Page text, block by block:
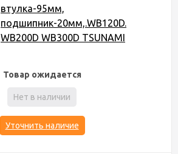
втулка-95мм,
подшипник-20мм,.WB120D.
WB200D WB300D TSUNAMI
Товар ожидается
Нет в наличии
Уточнить наличие